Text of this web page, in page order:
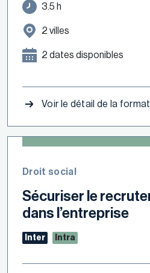
3.5 h
2 villes
2 dates disponibles
Voir le détail de la
Droit social
Sécuriser le
dans l’entreprise
Inter Intra